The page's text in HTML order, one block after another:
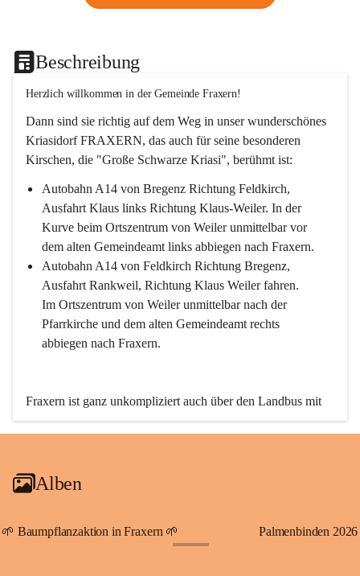
Beschreibung
Herzlich willkommen in der Gemeinde Fraxern!
Dann sind sie richtig auf dem Weg in unser wunderschönes
Kriasidorf FRAXERN, das auch für seine besonderen
Kirschen, die "Große Schwarze Kriasi", berühmt ist:
Autobahn A14 von Bregenz Richtung Feldkirch,
Ausfahrt Klaus links Richtung Klaus-Weiler. In der
Kurve beim Ortszentrum von Weiler unmittelbar vor
dem alten Gemeindeamt links abbiegen nach Fraxern.
Autobahn A14 von Feldkirch Richtung Bregenz,
Ausfahrt Rankweil, Richtung Klaus Weiler fahren.
Im Ortszentrum von Weiler unmittelbar nach der
Pfarrkirche und dem alten Gemeindeamt rechts
abbiegen nach Fraxern.
Fraxern ist ganz unkompliziert auch über den Landbus mit
den öffentlichen Verkehrsmitteln zu erreichen. Die Linie
An Samstagen, Sonn- und Feiertagen können Sie bequem
persönlichen Linienbus zur gewünschten Zeit zu Ihrer
Haltestelle bestellen. Sowohl von Weiler kommend nach
Alben
🌱 Baumpflanzaktion in Fraxern 🌱 Palmenbinden 2026